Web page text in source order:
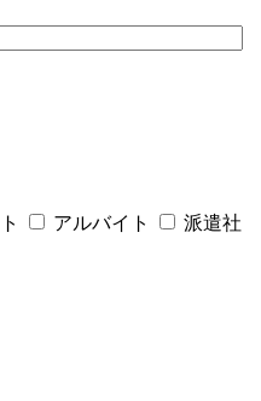
アルバイト
派遣社